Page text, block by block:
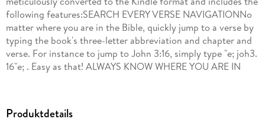
following features:SEARCH EVERY VERSE NAVIGATIONNo
matter where you are in the Bible, quickly jump to a verse by
typing the book's three-letter abbreviation and chapter and
verse. For instance to jump to John 3:16, simply type "e; joh3.
16"e; . Easy as that! ALWAYS KNOW WHERE YOU ARE IN
5-WAY CONTROLLERJump quickly to the previous or next
Produktdetails